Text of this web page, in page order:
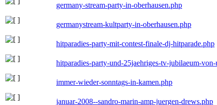
germany-stream-party-in-oberhausen.php
germanystream-kultparty-in-oberhausen.php
hitparadies-party-mit-contest-finale-dj-hitparade.php
hitparadies-party-und-25jaehriges-tv-jubilaeum-
immer-wieder-sonntags-in-kamen.php
januar-2008--sandro-marin-amp-juergen-drews.php